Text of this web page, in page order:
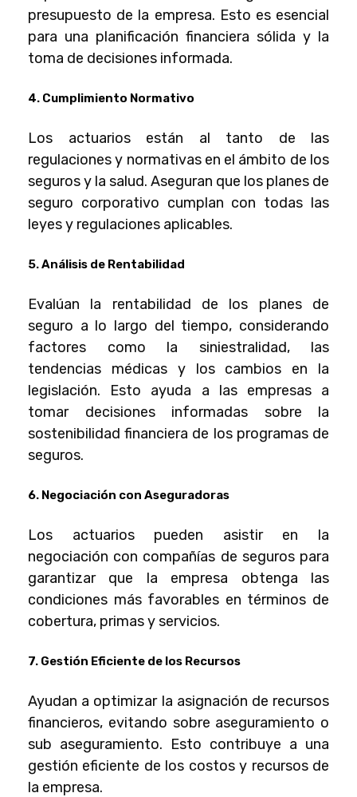
presupuesto de la empresa. Esto es esencial
para una planificación financiera sólida y la
toma de decisiones informada.
4. Cumplimiento Normativo
Los actuarios están al tanto de las
regulaciones y normativas en el ámbito de los
seguros y la salud. Aseguran que los planes de
seguro corporativo cumplan con todas las
leyes y regulaciones aplicables.
5. Análisis de Rentabilidad
Evalúan la rentabilidad de los planes de
seguro a lo largo del tiempo, considerando
factores como la siniestralidad, las
tendencias médicas y los cambios en la
legislación. Esto ayuda a las empresas a
tomar decisiones informadas sobre la
sostenibilidad financiera de los programas de
seguros.
6. Negociación con Aseguradoras
Los actuarios pueden asistir en la
negociación con compañías de seguros para
garantizar que la empresa obtenga las
condiciones más favorables en términos de
cobertura, primas y servicios.
7. Gestión Eficiente de los Recursos
Ayudan a optimizar la asignación de recursos
financieros, evitando sobre aseguramiento o
sub aseguramiento. Esto contribuye a una
gestión eficiente de los costos y recursos de
la empresa.